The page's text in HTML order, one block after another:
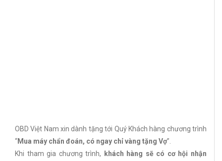
OBD Việt Nam xin dành tặng tới Quý Khách hàng chương trình
“Mua máy chẩn đoán, có ngay chỉ vàng tặng Vợ”.
Khi tham gia chương trình,
khách hàng sẽ có cơ hội nhận